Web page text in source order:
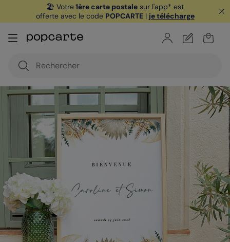
🏖️ Votre1ère carte postale sur l'app* est
offerte avec le code POPCARTE| je télécharge